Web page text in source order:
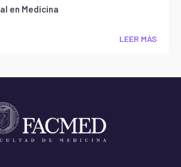
en Medicina
LEER MÁS